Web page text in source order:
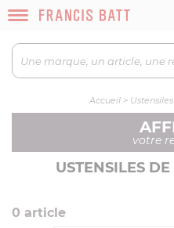
Accueil >
votre
USTENSILES
0 article